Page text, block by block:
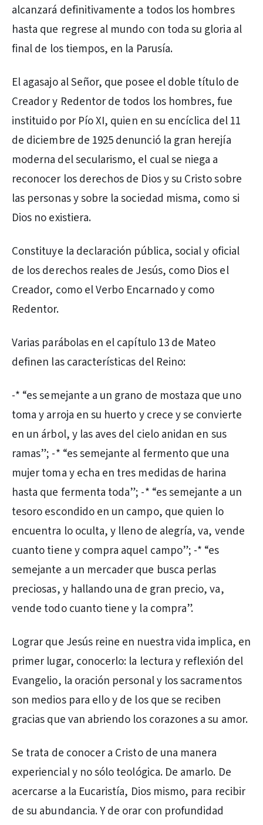
alcanzará definitivamente a todos los hombres
hasta que regrese al mundo con toda su gloria al
final de los tiempos, en la Parusía.
El agasajo al Señor, que posee el doble título de
Creador y Redentor de todos los hombres, fue
instituido por Pío XI, quien en su encíclica del 11
de diciembre de 1925 denunció la gran herejía
moderna del secularismo, el cual se niega a
reconocer los derechos de Dios y su Cristo sobre
las personas y sobre la sociedad misma, como si
Dios no existiera.
Constituye la declaración pública, social y oficial
de los derechos reales de Jesús, como Dios el
Creador, como el Verbo Encarnado y como
Redentor.
Varias parábolas en el capítulo 13 de Mateo
definen las características del Reino:
-* “es semejante a un grano de mostaza que uno
toma y arroja en su huerto y crece y se convierte
en un árbol, y las aves del cielo anidan en sus
ramas”; -* “es semejante al fermento que una
mujer toma y echa en tres medidas de harina
hasta que fermenta toda”; -* “es semejante a un
tesoro escondido en un campo, que quien lo
encuentra lo oculta, y lleno de alegría, va, vende
cuanto tiene y compra aquel campo”; -* “es
semejante a un mercader que busca perlas
preciosas, y hallando una de gran precio, va,
vende todo cuanto tiene y la compra”.
Lograr que Jesús reine en nuestra vida implica, en
primer lugar, conocerlo: la lectura y reflexión del
Evangelio, la oración personal y los sacramentos
son medios para ello y de los que se reciben
gracias que van abriendo los corazones a su amor.
Se trata de conocer a Cristo de una manera
experiencial y no sólo teológica. De amarlo. De
acercarse a la Eucaristía, Dios mismo, para recibir
de su abundancia. Y de orar con profundidad